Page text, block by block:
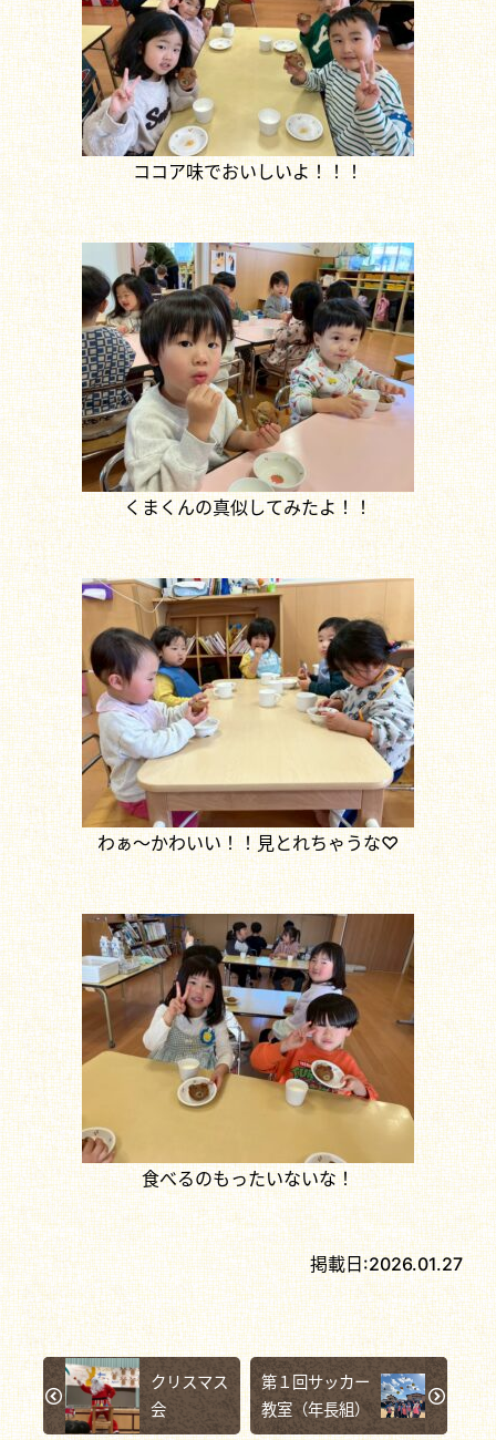
ココア味でおいしいよ！！！
くまくんの真似してみたよ！！
わぁ～かわいい！！見とれちゃうな♡
食べるのもったいないな！
掲載日:2026.01.27
クリスマス
会
第１回サッカー
教室（年長組）